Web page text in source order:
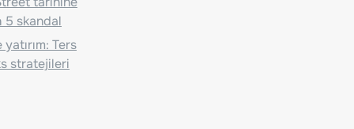
5 skandal
Ters
stratejileri